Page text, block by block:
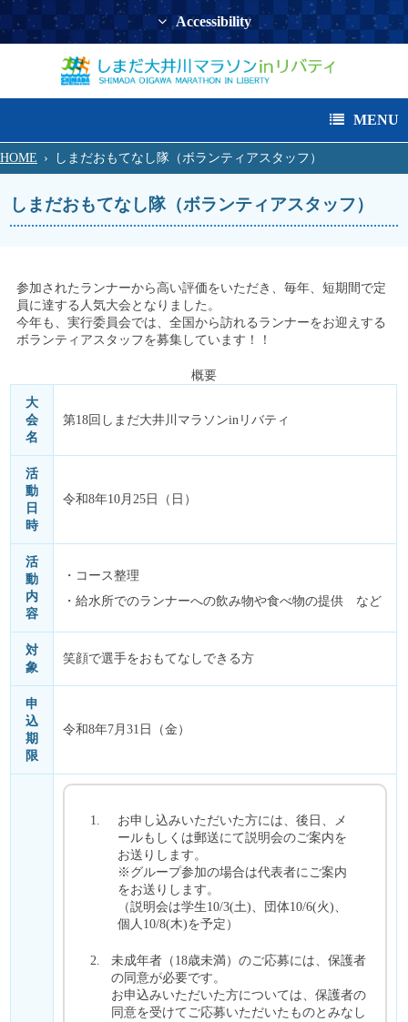
Accessibility
MENU
HOME › しまだおもてなし隊（ボランティアスタッフ）
しまだおもてなし隊（ボランティアスタッフ）
参加されたランナーから高い評価をいただき、毎年、短期間で定
員に達する人気大会となりました。
今年も、実行委員会では、全国から訪れるランナーをお迎えする
ボランティアスタッフを募集しています！！
概要
大
会
名
第18回しまだ大井川マラソンinリバティ
活
動
日
時
令和8年10月25日（日）
活
動
内
容
・コース整理
・給水所でのランナーへの飲み物や食べ物の提供 など
対
象
笑顔で選手をおもてなしできる方
申
込
期
限
令和8年7月31日（金）
お申し込みいただいた方には、後日、メ
ールもしくは郵送にて説明会のご案内を
お送りします。
※グループ参加の場合は代表者にご案内
をお送りします。
（説明会は学生10/3(土)、団体10/6(火)、
個人10/8(木)を予定）
未成年者（18歳未満）のご応募には、保護者
の同意が必要です。
お申込みいただいた方については、保護者の
同意を受けてご応募いただいたものとみなし